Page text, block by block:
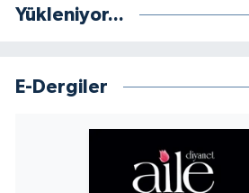
Yükleniyor...
E-Dergiler
Mardin Müftülüğü
Muğla Müftülüğü